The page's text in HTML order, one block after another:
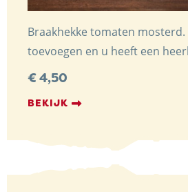
Braakhekke tomaten
toevoegen en u heeft een
€4,50
BEKIJK